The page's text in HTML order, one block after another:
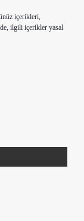
içerikleri,
ilgili içerikler yasal